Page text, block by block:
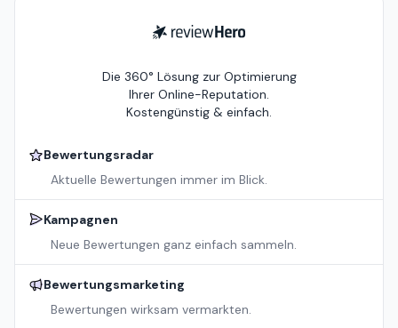
ReviewHero
Die 360° Lösung zur Optimierung
Ihrer Online-Reputation.
Kostengünstig & einfach.
Bewertungsradar
Aktuelle Bewertungen immer im Blick.
Kampagnen
Neue Bewertungen ganz einfach sammeln.
Bewertungsmarketing
Bewertungen wirksam vermarkten.